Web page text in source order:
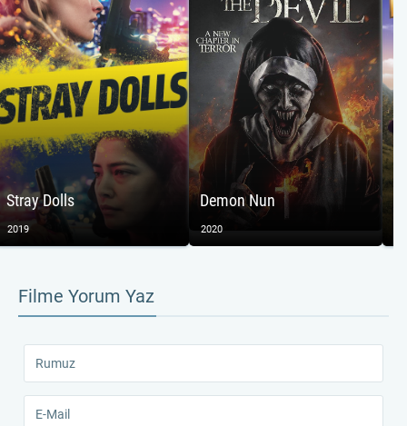
Stray Dolls
2019
Demon Nun
2020
Filme Yorum Yaz